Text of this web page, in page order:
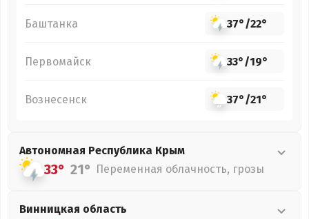
Баштанка 37°/22°
Первомайск 33°/19°
Вознесенск 37°/21°
Автономная Республика Крым
33° 21° Переменная облачность, грозы
Винницкая область